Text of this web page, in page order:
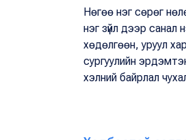
Нөгөө нэг сөрөг
нэг зүйл дээр
хөдөлгөөн, уруул
сургуулийн
хэлний байрлал